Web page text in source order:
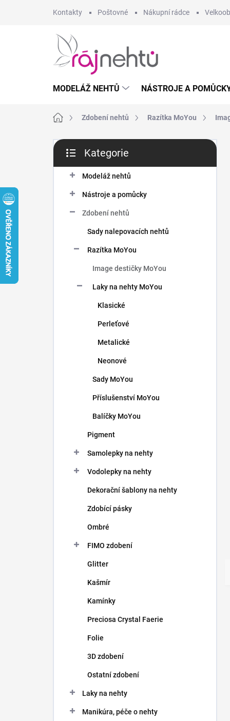
Kontakty Poštovné Nákupní rádce
MODELÁŽ NEHTŮ NÁSTROJE A
Domů Zdobení nehtů Razítka MoYou
P
s
kategorie
Kategorie
Modeláž nehtů
Nástroje a pomůcky
Zdobení nehtů
Sady nalepovacích nehtů
Razítka MoYou
Image destičky MoYou
Laky na nehty MoYou
Klasické
Perleťové
Metalické
Neonové
Sady MoYou
Příslušenství MoYou
Balíčky MoYou
Pigment
Samolepky na nehty
Vodolepky na nehty
Dekorační šablony na nehty
Zdobící pásky
Ombré
FIMO zdobení
Glitter
Kašmír
Kamínky
Preciosa Crystal Faerie
Folie
3D zdobení
Ostatní zdobení
Laky na nehty
Manikúra, péče o nehty